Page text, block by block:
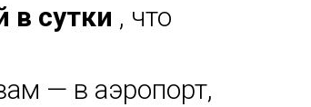
в сутки , что
— в аэропорт,